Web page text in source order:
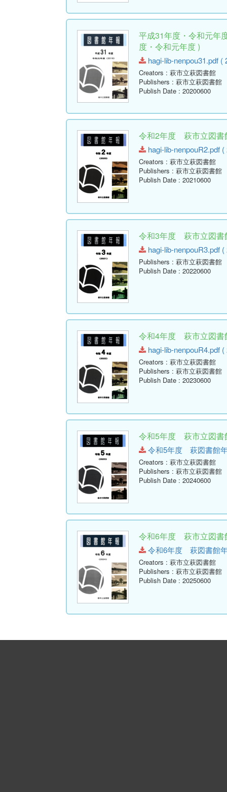
平成31年度・令和元年
度・令和元年度 )
hagi-lib-nenpou31.pdf (
Creators : 萩市立萩図書館
Publishers : 萩市立萩図書館
Publish Date : 20200600
令和2年度 萩市立図書
hagi-lib-nenpouR2.pdf (
Creators : 萩市立萩図書館
Publishers : 萩市立萩図書館
Publish Date : 20210600
令和3年度 萩市立図書
hagi-lib-nenpouR3.pdf (
Publishers : 萩市立萩図書館
Publish Date : 20220600
令和4年度 萩市立図書
hagi-lib-nenpouR4.pdf (
Creators : 萩市立萩図書館
Publishers : 萩市立萩図書館
Publish Date : 20230600
令和5年度 萩市立図書
令和5年度 萩図書館
Creators : 萩市立萩図書館
Publishers : 萩市立萩図書館
Publish Date : 20240600
令和6年度 萩市立図書
令和6年度 萩図書館
Creators : 萩市立萩図書館
Publishers : 萩市立萩図書館
Publish Date : 20250600